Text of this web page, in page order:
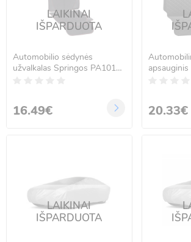
LAIKINAI
IŠPARDUOTA
Automobilio sėdynės
užvalkalas Springos PA1011
16.49€ 20.33€
LAIKINAI
IŠPARDUOTA